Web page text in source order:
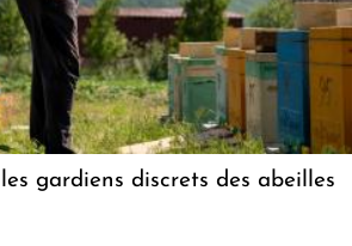
gardiens discrets des abeilles